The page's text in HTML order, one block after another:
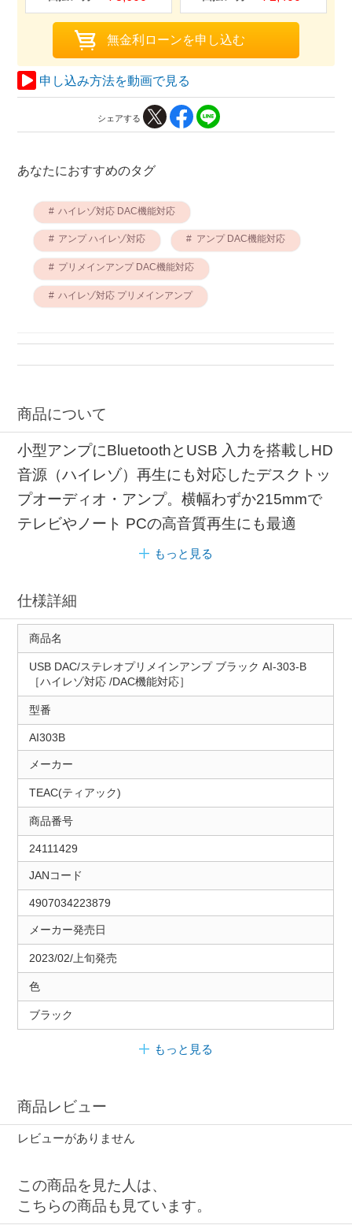
申し込み方法を動画で見る
シェアする
あなたにおすすめのタグ
ハイレゾ対応 DAC機能対応
アンプ ハイレゾ対応 アンプ DAC機能対応
プリメインアンプ DAC機能対応
ハイレゾ対応 プリメインアンプ
商品について
小型アンプにBluetoothとUSB 入力を搭載しHD
音源（ハイレゾ）再生にも対応したデスクトッ
プオーディオ・アンプ。横幅わずか215mmで
テレビやノート PCの高音質再生にも最適
もっと見る
仕様詳細
商品名
USB DAC/ステレオプリメインアンプ ブラック AI-303-B
［ハイレゾ対応 /DAC機能対応］
型番
AI303B
メーカー
TEAC(ティアック)
商品番号
24111429
JANコード
4907034223879
メーカー発売日
2023/02/上旬発売
色
ブラック
もっと見る
商品レビュー
レビューがありません
この商品を見た人は、
こちらの商品も見ています。